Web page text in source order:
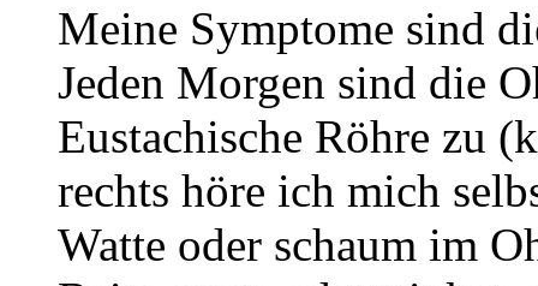
Meine Symptome sind
Jeden Morgen sind die
Eustachische Röhre zu
rechts höre ich mich
Watte oder schaum im